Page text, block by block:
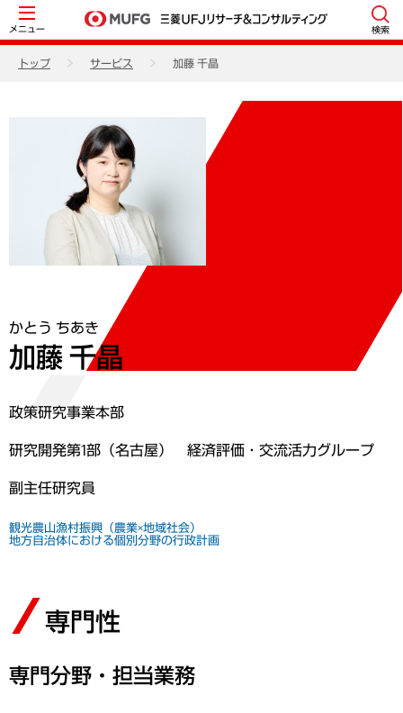
メニュー 検索
トップ サービス 加藤 千晶
かとう ちあき
加藤 千晶
政策研究事業本部
研究開発第1部（名古屋） 経済評価・交流活力グループ
副主任研究員
観光農山漁村振興（農業×地域社会）
地方自治体における個別分野の行政計画
専門性
専門分野・担当業務